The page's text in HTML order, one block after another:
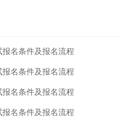
报名条件及报名流程
报名条件及报名流程
报名条件及报名流程
报名条件及报名流程